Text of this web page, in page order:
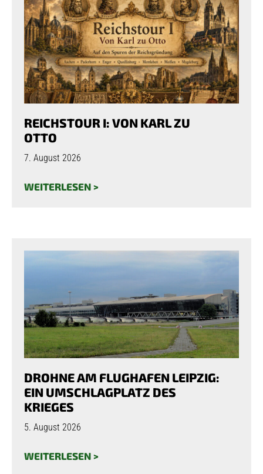
REICHSTOUR I: VON KARL ZU
OTTO
7. August 2026
WEITERLESEN >
DROHNE AM FLUGHAFEN LEIPZIG:
EIN UMSCHLAGPLATZ DES
KRIEGES
5. August 2026
WEITERLESEN >